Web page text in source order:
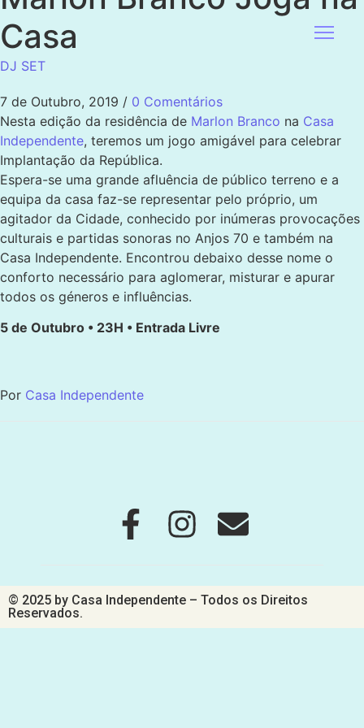
Casa
DJ SET
7 de Outubro, 2019 / 0 Comentários
Nesta edição da residência de Marlon Branco na Casa
Independente, teremos um jogo amigável para celebrar
Implantação da República.
Espera-se uma grande afluência de público terreno e a
equipa da casa faz-se representar pelo próprio, um
agitador da Cidade, conhecido por inúmeras provocações
culturais e partidas sonoras no Anjos 70 e também na
Casa Independente. Encontrou debaixo desse nome o
conforto necessário para aglomerar, misturar e apurar
todos os géneros e influências.
5 de Outubro • 23H • Entrada Livre
Por Casa Independente
© 2025 by Casa Independente – Todos os Direitos
Reservados.